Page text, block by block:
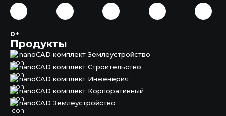
Продукты
nanoCAD комплект Землеустройство
nanoCAD комплект Строительство
nanoCAD комплект Инженерия
nanoCAD комплект Корпоративный
nanoCAD Землеустройство
0+